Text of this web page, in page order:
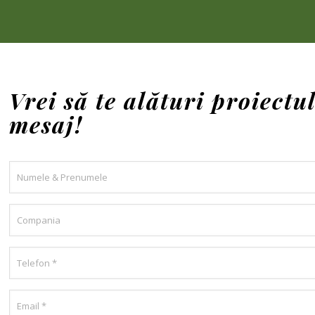
Vrei să te alături
mesaj!